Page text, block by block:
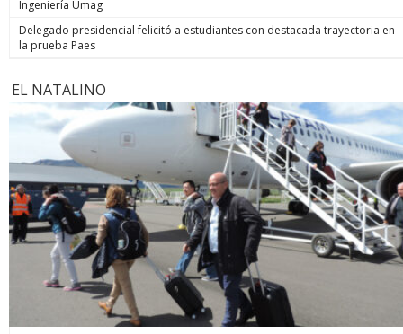
Ingeniería Umag
Delegado presidencial felicitó a estudiantes con destacada trayectoria en
la prueba Paes
EL NATALINO